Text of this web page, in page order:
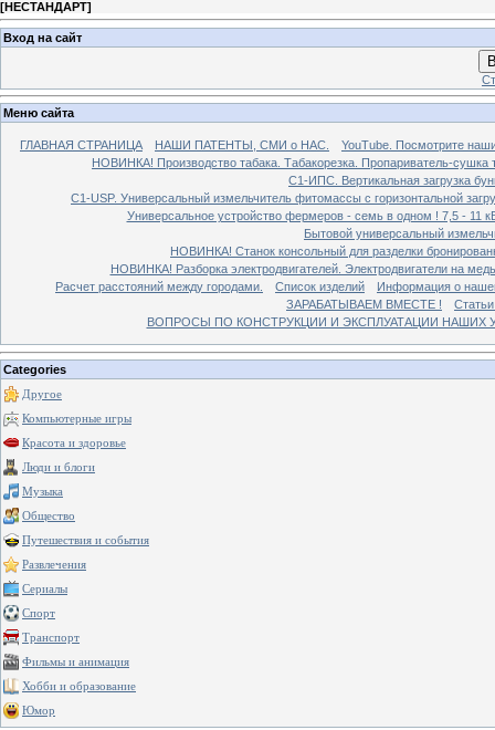
[НЕСТАНДАРТ]
Вход на сайт
Меню сайта
ГЛАВНАЯ СТРАНИЦА НАШИ ПАТЕНТЫ, СМИ о НАС.
YouTube. Посмотрите
НОВИНКА! Производство табака. Табакорезка. Пропариватель-сушка
C1-ИПС. Вертикальная загрузка
С1-USP. Универсальный измельчитель фитомассы с горизонтальной
Универсальное устройство фермеров - семь в одном ! 7,5 - 11
Бытовой универсальный
НОВИНКА! Станок консольный для разделки
НОВИНКА! Разборка электродвигателей. Электродвигатели на
Расчет расстояний между городами.
Список изделий
Информация о
ЗАРАБАТЫВАЕМ ВМЕСТЕ !
ВОПРОСЫ ПО КОНСТРУКЦИИ И ЭКСПЛУАТАЦИИ НАШИХ
Categories
Другое
Компьютерные игры
Красота и здоровье
Люди и блоги
Музыка
Общество
Путешествия и события
Развлечения
Сериалы
Спорт
Транспорт
Фильмы и анимация
Хобби и образование
Юмор